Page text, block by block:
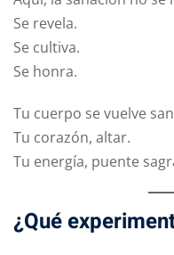
Se revela.
Se cultiva.
Se honra.
Tu cuerpo se vuelve
Tu corazón, altar.
Tu energía, puente
¿Qué